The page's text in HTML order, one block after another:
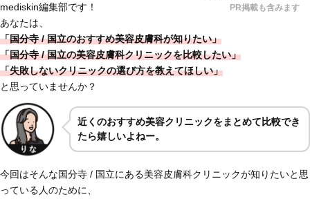
PR掲載も含みます
mediskin編集部です！
あなたは、
「国分寺 / 国立のおすすめ美容皮膚科が知りたい」
「国分寺 / 国立の美容皮膚科クリニックを比較したい」
「失敗しないクリニックの選び方を教えてほしい」
と思っていませんか？
近くのおすすめ美容クリニックをまとめて比較でき
たら嬉しいよねー。
今回はそんな国分寺 / 国立にある美容皮膚科クリニックが知りたいと思
っている人のために、